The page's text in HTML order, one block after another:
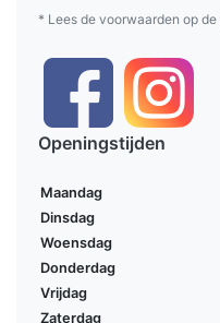
* Lees de voorwaarden op de
Openingstijden
Maandag
Dinsdag
Woensdag
Donderdag
Vrijdag
Zaterdag